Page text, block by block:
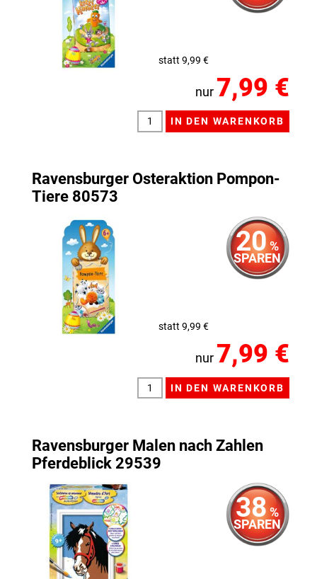
statt 9,99 €
nur 7,99 €
Ravensburger Osteraktion Pompon-
Tiere 80573
20 %
SPAREN
statt 9,99 €
nur 7,99 €
Ravensburger Malen nach Zahlen
Pferdeblick 29539
38 %
SPAREN